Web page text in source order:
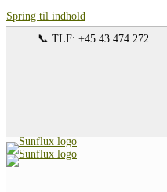
Spring til indhold
📞 TLF: +45 43 474 272